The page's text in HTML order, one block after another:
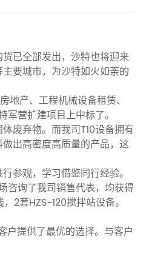
已全部发出，沙特也将迎来
要城市，为沙特如火如荼的
产、工程机械设备租赁、
营扩建项目上中标了。
废弃物。而我司T10设备拥有
出高密度高质量的产品，这
参观，学习借鉴同行经验。
咨询了我司销售代表，均获得
2套HZS-120搅拌站设备。
户提供了最优的选择。与客户